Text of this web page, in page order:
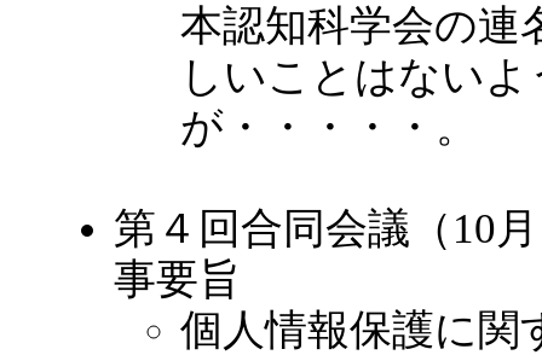
本認知科学会の連
しいことはない
が・・・・・。
第４回合同会議（
事要旨
個人情報保護に